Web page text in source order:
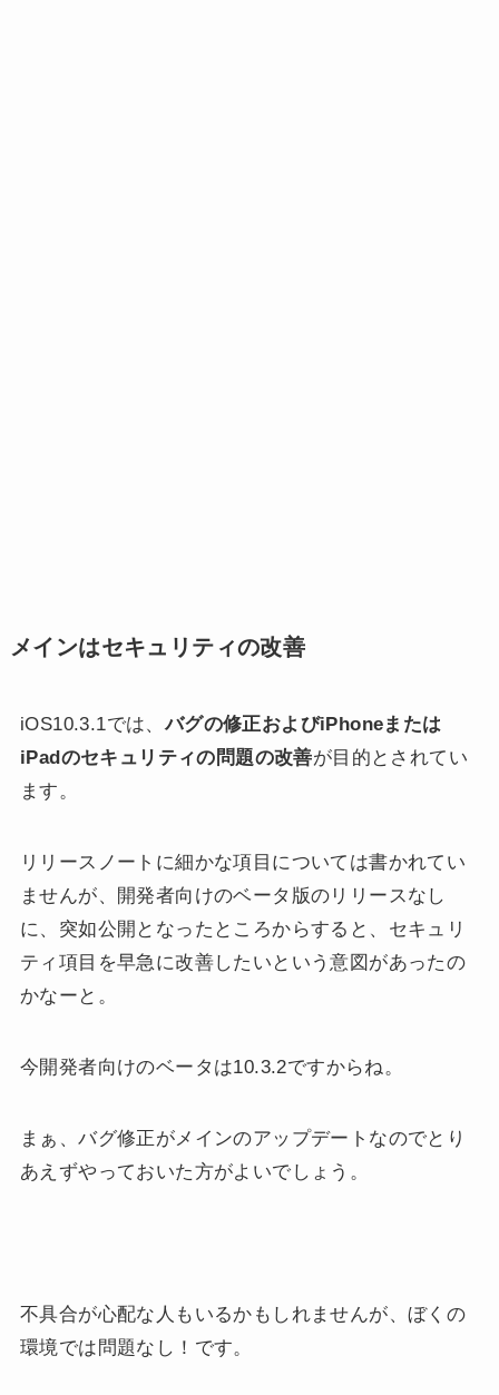
メインはセキュリティの改善
iOS10.3.1では、バグの修正およびiPhoneまたは
iPadのセキュリティの問題の改善が目的とされてい
ます。
リリースノートに細かな項目については書かれてい
ませんが、開発者向けのベータ版のリリースなし
に、突如公開となったところからすると、セキュリ
ティ項目を早急に改善したいという意図があったの
かなーと。
今開発者向けのベータは10.3.2ですからね。
まぁ、バグ修正がメインのアップデートなのでとり
あえずやっておいた方がよいでしょう。
不具合が心配な人もいるかもしれませんが、ぼくの
環境では問題なし！です。